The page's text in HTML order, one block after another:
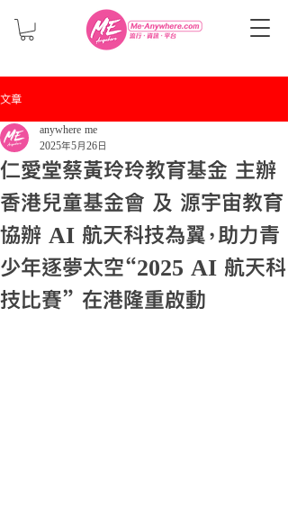
文章
仁愛堂蔡黃玲玲教育基金 主辦
香港兒童基金會 及 源宇宙教育
協辦 AI 航天科技為翼，助力青
少年逐夢太空“2025 AI 航天科
技比賽” 在港隆重啟動
anywhere me
2025年5月26日